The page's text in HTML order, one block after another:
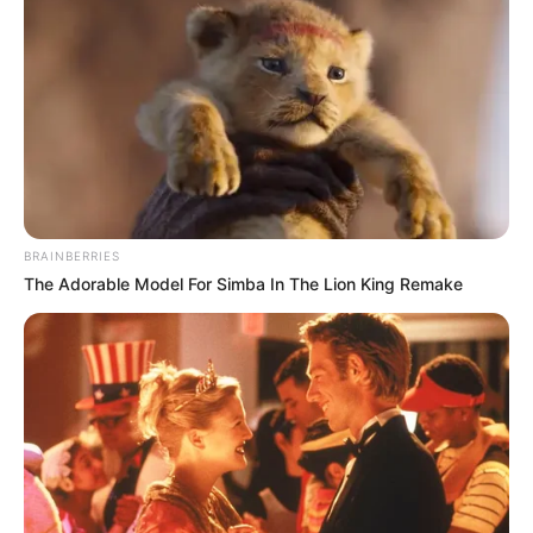
önkormányzati reformban. Budapest és a kormány
kapcsolata az elmúlt években folyamatos
konfliktusokkal volt terhelt: szolidaritási
hozzájárulás, közlekedési finanszírozás, uniós
források, agglomerációs fejlesztések, turizmusból
származó bevételek.
Egy új Budapest-törvény rendezhetné, milyen
meg a főváros és az állam jogkörei, és milyen
szerepe legyen a kerületeknek. Ez azért fontos,
mert Budapest nem egyszerűen egy település a sok
közül, hanem az ország gazdasági motorja,
közlekedési csomópontja és egyik legnagyobb
közszolgáltató rendszere.
BRAINBERRIES
The Adorable Model For Simba In The Lion King Remake